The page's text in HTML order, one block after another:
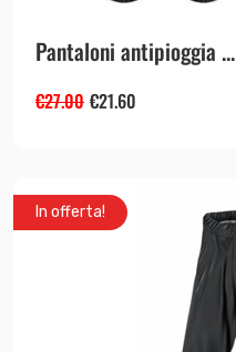
Pantaloni antipioggia ...
€27.00 €21.60
In offerta!